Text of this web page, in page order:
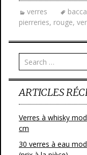
b
o
o
k
er l
verres
pierreries, rouge,
ARTICLES
Verres à whisky
cm
30 verres à eau